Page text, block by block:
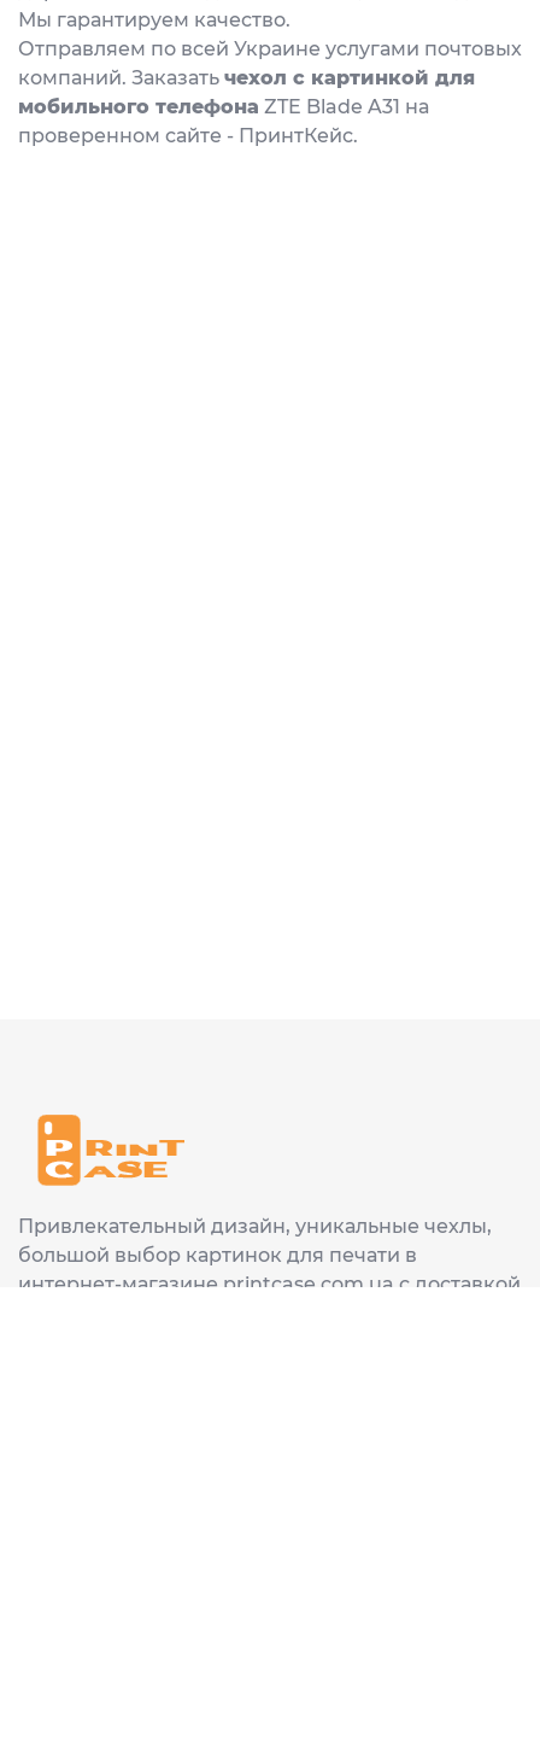
Мы гарантируем качество.
Отправляем по всей Украине услугами почтовых
компаний. Заказать чехол с картинкой для
мобильного телефона ZTE Blade A31 на
проверенном сайте - ПринтКейс.
Привлекательный дизайн, уникальные чехлы,
большой выбор картинок для печати в
интернет-магазине printcase.com.ua с доставкой